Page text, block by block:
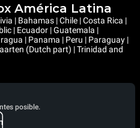
América Latina
| Bahamas | Chile | Costa Rica |
| Ecuador | Guatemala |
| Panama | Peru | Paraguay |
(Dutch part) | Trinidad and
posible.